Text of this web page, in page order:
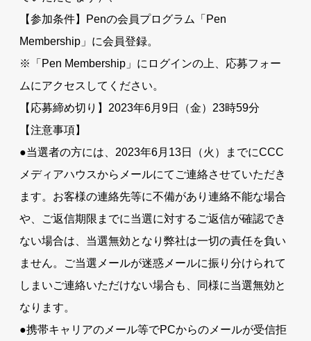
【参加条件】Penの会員プログラム「Pen
Membership」に会員登録。
※「Pen Membership」にログインの上、応募フォー
ムにアクセスしてください。
【応募締め切り】2023年6月9日（金）23時59分
【注意事項】
●当選者の方には、2023年6月13日（火）までにCCC
メディアハウスからメールにてご連絡させていただき
ます。お客様の連絡先等に不備があり連絡不能な場合
や、ご返信期限までに当選に対するご返信が確認でき
ない場合は、当選無効となり弊社は一切の責任を負い
ません。ご当選メールが迷惑メールに振り分けられて
しまいご連絡いただけない場合も、同様に当選無効と
なります。
●携帯キャリアのメール等でPCからのメールが受信拒